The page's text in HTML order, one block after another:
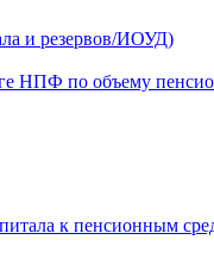
и резервов/ИОУД)
НПФ по объему
к пенсионным